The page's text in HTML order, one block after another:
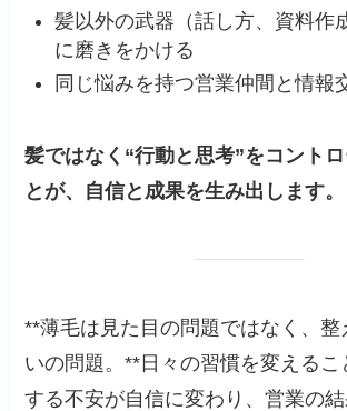
髪以外の武器（話し方、資料作
に磨きをかける
同じ悩みを持つ営業仲間と情報
髪ではなく“行動と思考”をコント
とが、自信と成果を生み出します。
**薄毛は見た目の問題ではなく、整
いの問題。**日々の習慣を変えるこ
する不安が自信に変わり、営業の